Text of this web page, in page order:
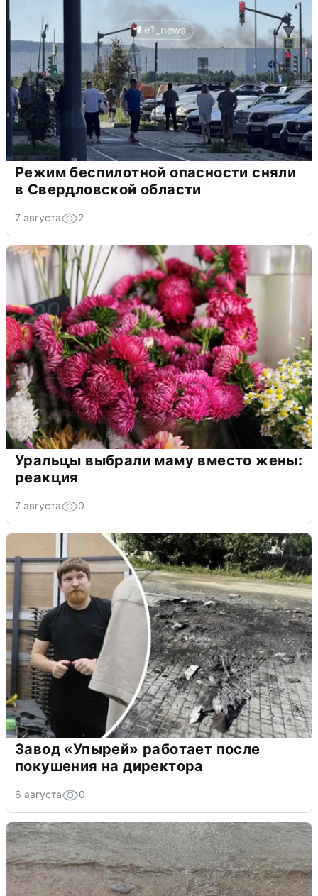
Режим беспилотной опасности сняли
в Свердловской области
7 августа 2
Уральцы выбрали маму вместо жены:
реакция
7 августа 0
Завод «Упырей» работает после
покушения на директора
6 августа 0